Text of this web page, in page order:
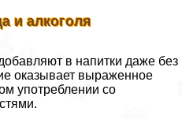
и алкоголя
в напитки даже без
оказывает выраженное
употрeблении со